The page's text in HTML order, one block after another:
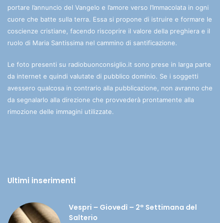
portare l’annuncio del Vangelo e l’amore verso l’Immacolata in ogni
cuore che batte sulla terra. Essa si propone di istruire e formare le
coscienze cristiane, facendo riscoprire il valore della preghiera e il
ruolo di Maria Santissima nel cammino di santificazione.
Le foto presenti su radiobuonconsiglio.it sono prese in larga parte
da internet e quindi valutate di pubblico dominio. Se i soggetti
avessero qualcosa in contrario alla pubblicazione, non avranno che
da segnalarlo alla direzione che provvederà prontamente alla
rimozione delle immagini utilizzate.
Ultimi inserimenti
Vespri – Giovedì – 2° Settimana del
Salterio